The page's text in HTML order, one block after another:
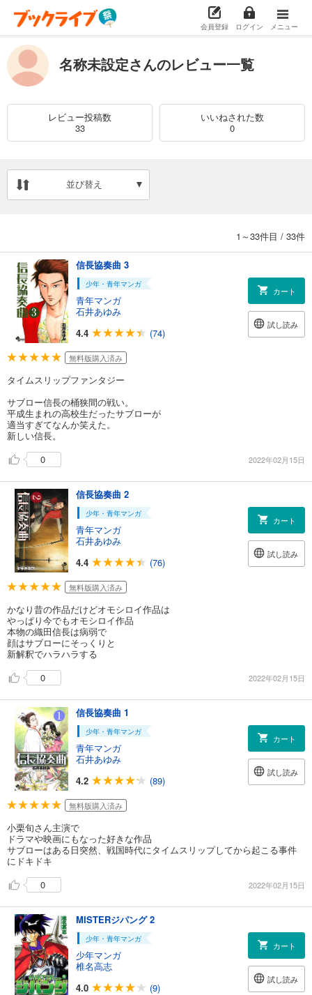
会員登録 ログイン メニュー
名称未設定さんのレビュー一覧
レビュー投稿数
33
いいねされた数
0
並び替え
1～33件目 / 33件
信長協奏曲 3
少年・青年マンガ
青年マンガ
石井あゆみ
4.4
(74)
カート
試し読み
無料版購入済み
タイムスリップファンタジー
サブロー信長の桶狭間の戦い。
平成生まれの高校生だったサブローが
適当すぎてなんか笑えた。
新しい信長。
0
2022年02月15日
信長協奏曲 2
少年・青年マンガ
青年マンガ
石井あゆみ
4.4
(76)
カート
試し読み
無料版購入済み
かなり昔の作品だけどオモシロイ作品は
やっぱり今でもオモシロイ作品
本物の織田信長は病弱で
顔はサブローにそっくりと
新解釈でハラハラする
0
2022年02月15日
信長協奏曲 1
少年・青年マンガ
青年マンガ
石井あゆみ
4.2
(89)
カート
試し読み
無料版購入済み
小栗旬さん主演で
ドラマや映画にもなった好きな作品
サブローはある日突然、戦国時代にタイムスリップしてから起こる事件
にドキドキ
0
2022年02月15日
MISTERジパング 2
少年・青年マンガ
少年マンガ
椎名高志
4.0
(9)
カート
試し読み